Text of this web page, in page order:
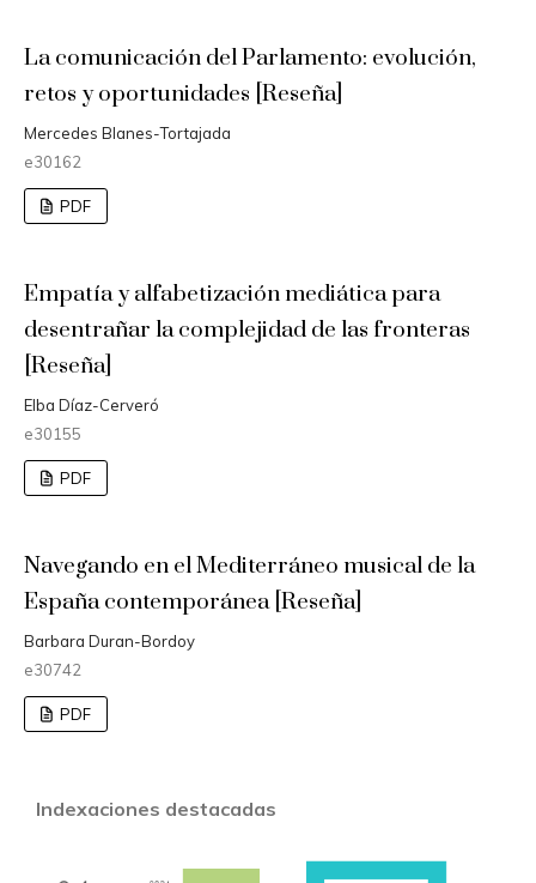
La comunicación del Parlamento: evolución,
retos y oportunidades [Reseña]
Mercedes Blanes-Tortajada
e30162
PDF
Empatía y alfabetización mediática para
desentrañar la complejidad de las fronteras
[Reseña]
Elba Díaz-Cerveró
e30155
PDF
Navegando en el Mediterráneo musical de la
España contemporánea [Reseña]
Barbara Duran-Bordoy
e30742
PDF
Indexaciones destacadas